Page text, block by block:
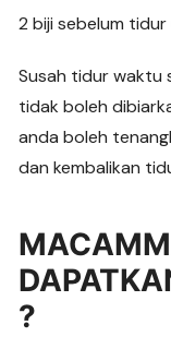
2 biji sebelum
Susah tidur waktu
tidak boleh
anda boleh
dan kembalikan
?